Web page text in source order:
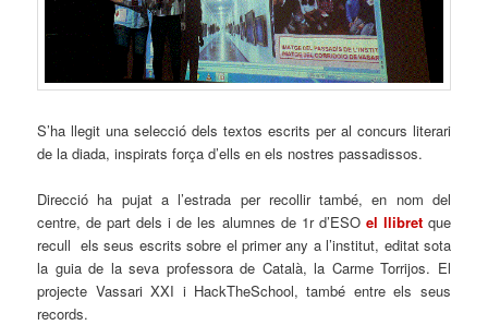
S’ha llegit una selecció dels textos escrits per al concurs literari
de la diada, inspirats força d’ells en els nostres passadissos.
Direcció ha pujat a l’estrada per recollir també, en nom del
centre, de part dels i de les alumnes de 1r d’ESO el llibretque
recull els seus escrits sobre el primer any a l’institut, editat sota
la guia de la seva professora de Català, la Carme Torrijos. El
projecte Vassari XXI i HackTheSchool, també entre els seus
records.